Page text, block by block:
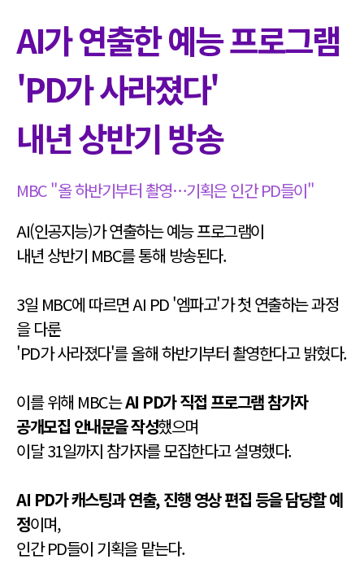
AI가 연출한 예능 프로그램
'PD가 사라졌다'
내년 상반기 방송
MBC "올 하반기부터 촬영…기획은 인간 PD들이"
AI(인공지능)가 연출하는 예능 프로그램이
내년 상반기 MBC를 통해 방송된다.
3일 MBC에 따르면 AI PD '엠파고'가 첫 연출하는 과정
을 다룬
'PD가 사라졌다'를 올해 하반기부터 촬영한다고 밝혔다.
이를 위해 MBC는AI PD가 직접 프로그램 참가자
공개모집 안내문을 작성했으며
이달 31일까지 참가자를 모집한다고 설명했다.
AI PD가 캐스팅과 연출, 진행 영상 편집 등을 담당할 예
정이며,
인간 PD들이 기획을 맡는다.